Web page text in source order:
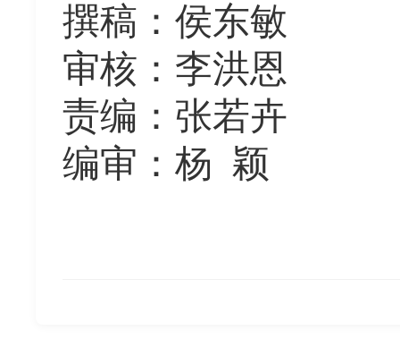
撰稿： 侯东敏
审核： 李洪恩
责编：张若卉
编审：杨 颖